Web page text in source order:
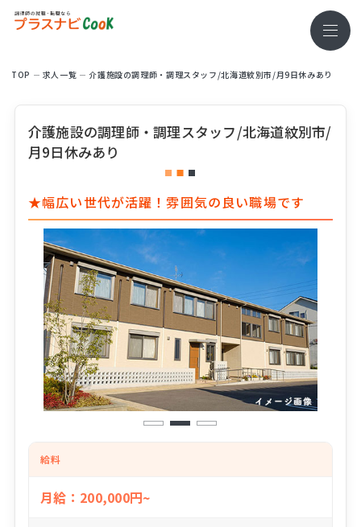
TOP 求⼈⼀覧 介護施設の調理師・調理スタッフ/北海道紋別市/月9日休みあり
介護施設の調理師・調理スタッフ/北海道紋別市/
月9日休みあり
★幅広い世代が活躍！雰囲気の良い職場です
1 2 3
給料
月給：200,000円~